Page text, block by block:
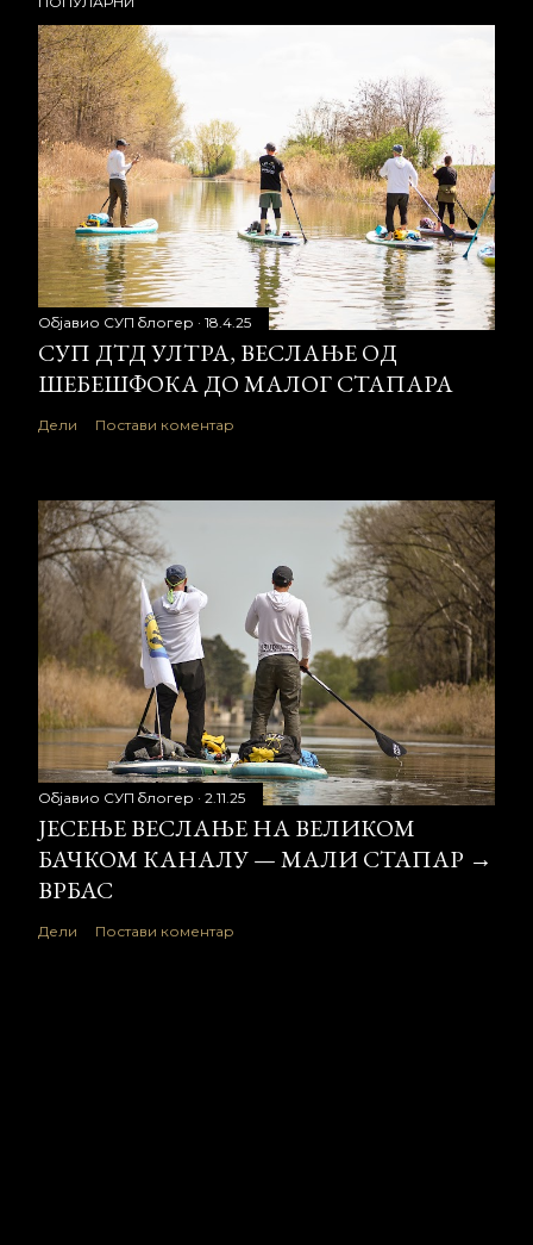
Објавио СУП блогер 18.4.25
СУП ДТД УЛТРА, ВЕСЛАЊЕ ОД
ШЕБЕШФОКА ДО МАЛОГ СТАПАРА
Дели Постави коментар
Објавио СУП блогер 2.11.25
ЈЕСЕЊЕ ВЕСЛАЊЕ НА ВЕЛИКОМ
БАЧКОМ КАНАЛУ — МАЛИ СТАПАР →
ВРБАС
Дели Постави коментар